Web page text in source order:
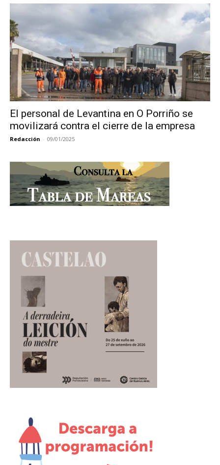
El personal de Levantina en O Porriño se
movilizará contra el cierre de la empresa
Redacción - 09/01/2025